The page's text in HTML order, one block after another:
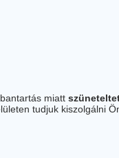
miatt
tudjuk kiszolgálni